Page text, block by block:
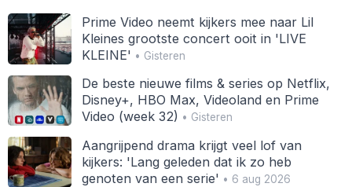
Prime Video neemt kijkers mee naar Lil
Kleines grootste concert ooit in 'LIVE
KLEINE' • Gisteren
De beste nieuwe films & series op Netflix,
Disney+, HBO Max, Videoland en Prime
Video (week 32) • Gisteren
Aangrijpend drama krijgt veel lof van
kijkers: 'Lang geleden dat ik zo heb
genoten van een serie' • 6 aug 2026